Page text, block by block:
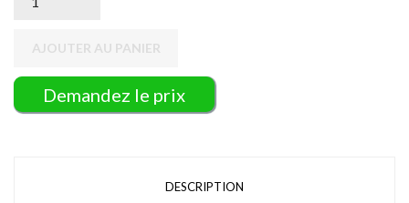
AJOUTER AU PANIER
Demandez le prix
DESCRIPTION